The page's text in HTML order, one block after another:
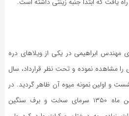
اولین بار درسال ۱۳۴۷ آقای مهندس ابراهیمی در یکی از ویلاهای دره
را مشاهده نموده و تحت نظر قرارداد، سال
و اولین نمونه میوه آن ظاهر گردید. در
زمستان همان سال یعنی بهمن ماه ۱۳۵۰ سرمای سخت و برف سنگین